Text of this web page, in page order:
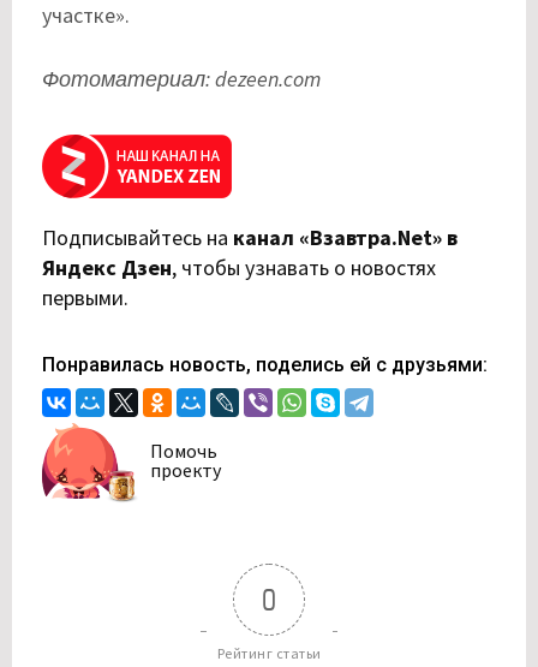
участке».
Фотоматериал: dezeen.com
Подписывайтесь на канал «Взавтра.Net» в
Яндекс Дзен, чтобы узнавать о новостях
первыми.
Понравилась новость, поделись ей с друзьями:
Помочь
проекту
0
Рейтинг статьи